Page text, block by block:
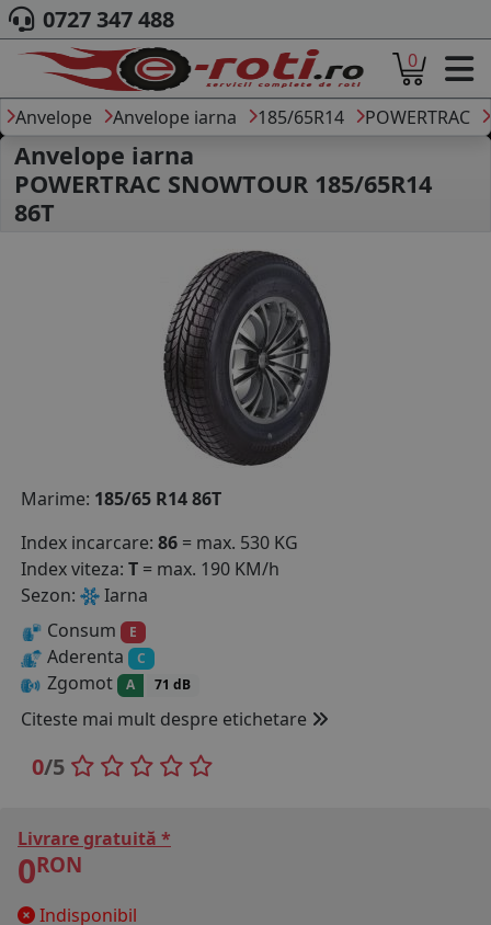
ACASA
DESPRE NOI
ANVELOPE
AUTO
CAMION
AGROINDUSTRIALE
CAUTARE DUPA
DIMENSIUNI
PRODUCATORI ANVELOPE
MARCA AUTO
BLOG
B2B - COLABORARE COMPANII
CONTACT
0727 347 488
0
Anvelope Anvelope iarna 185/65R14 POWERTRAC
Anvelope iarna
POWERTRAC SNOWTOUR 185/65R14
86T
Marime: 185/65 R14 86T
Index incarcare: 86 = max. 530 KG
Index viteza: T = max. 190 KM/h
Sezon:
Iarna
Consum
E
Aderenta C
Zgomot A 71 dB
Citeste mai mult despre etichetare
0/5
Livrare gratuită *
0RON
Indisponibil